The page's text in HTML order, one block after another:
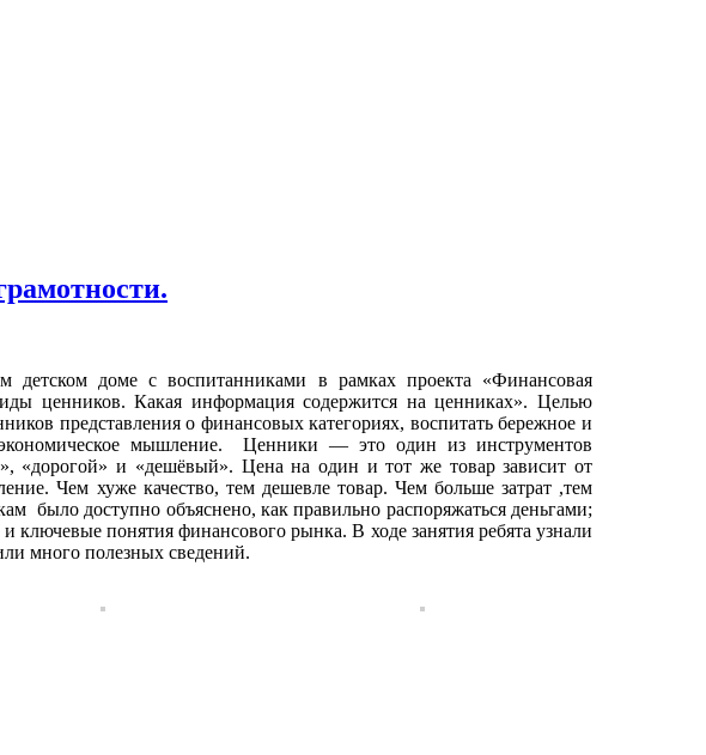
доме с воспитанниками в рамках проекта «Финансовая
ценников. Какая информация содержится на ценниках». Целью
представления о финансовых категориях, воспитать бережное и
мышление. Ценники — это один из инструментов
«дорогой» и «дешёвый». Цена на один и тот же товар зависит от
Чем хуже качество, тем дешевле товар. Чем больше затрат ,тем
было доступно объяснено, как правильно распоряжаться деньгами;
ключевые понятия финансового рынка. В ходе занятия ребята узнали
много полезных сведений.